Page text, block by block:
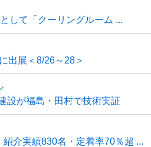
して「クーリングルーム ...
出展＜8/26～28＞
設が福島・田村で技術実証
介実績830名・定着率70％超 ...